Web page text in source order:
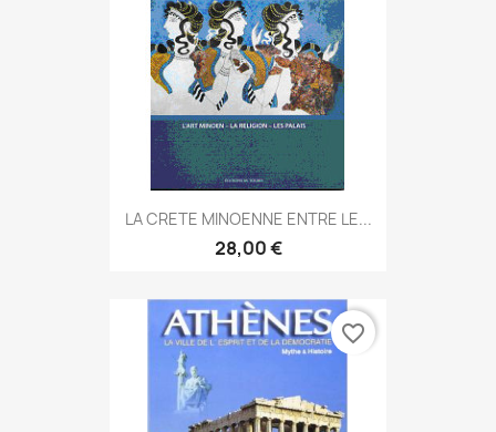
LA CRETE MINOENNE ENTRE LE...
28,00 €
favorite_border